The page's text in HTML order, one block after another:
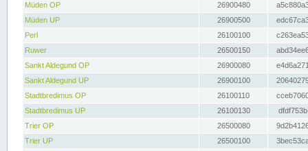
Müden OP
26900480
Müden UP
26900500
Perl
26100100
Ruwer
26500150
Sankt Aldegund OP
26900080
Sankt Aldegund UP
26900100
Stadtbredimus OP
26100110
Stadtbredimus UP
26100130
Trier OP
26500080
Trier UP
26500100